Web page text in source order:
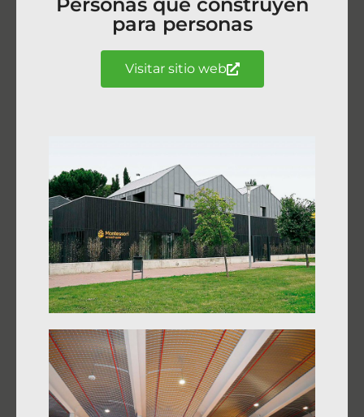
para personas
Visitar sitio web